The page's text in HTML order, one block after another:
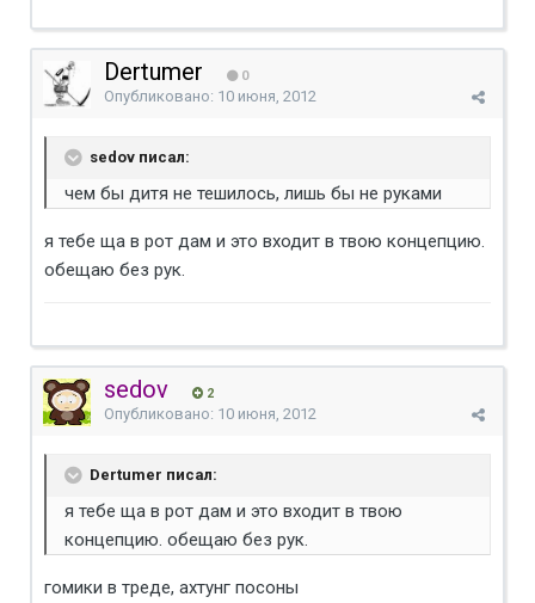
Dertumer 0
Опубликовано: 10 июня, 2012
sedov писал:
чем бы дитя не тешилось, лишь бы не руками
я тебе ща в рот дам и это входит в твою концепцию.
обещаю без рук.
sedov 2
Опубликовано: 10 июня, 2012
Dertumer писал:
я тебе ща в рот дам и это входит в твою
концепцию. обещаю без рук.
гомики в треде, ахтунг посоны